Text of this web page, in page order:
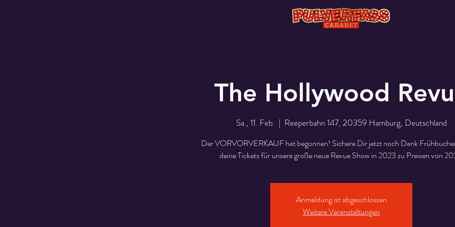
The Hollywood
Sa., 11. Feb.
  |
Reeperbahn 147, 20359 Hamburg, Deutschland
Der VORVORVERKAUF hat begonnen! Sichere Dir jetzt noch Dank
deine Tickets für unsere große neue Revue Show in 2023 zu Preisen von
Anmeldung ist abgeschlossen
Weitere Veranstaltungen